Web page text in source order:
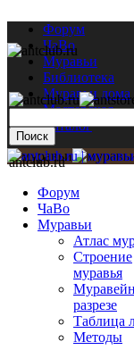
Форум
ЧаВо
Муравьи
Библиотека
Муравьи дома
Мастерская
Каталог
antclub.ru
Форум
ЧаВо
Муравьи
Атлас
Строение
муравья
разрезе
Таблица
Методы